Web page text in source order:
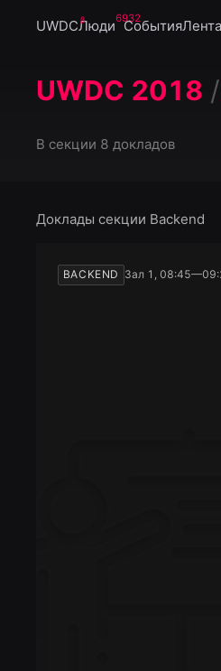
UWDCЛюди6932
СобытияЛента
UWDC 2018 /
В секции 8 докладов
Доклады секции Backend
BACKEND Зал 1,